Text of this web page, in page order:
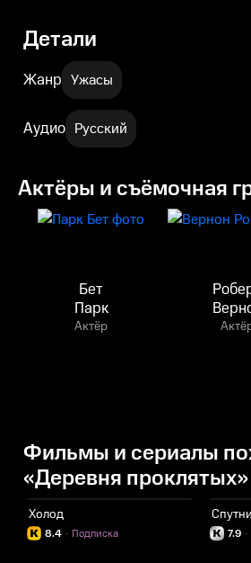
Детали
Жанр Ужасы
Аудио Русский
Актёры и съёмочная
Бет
Парк
Актёр
Фильмы и сериалы
«Деревня проклятых»
Холод
8.4 Подписка
· 7.9 ·